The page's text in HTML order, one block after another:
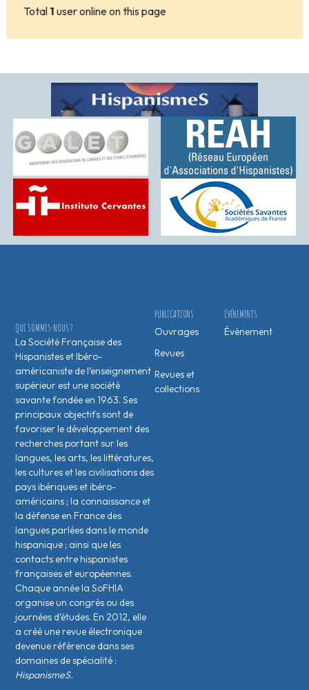
Total 1 user online on this page
ÉVÉNEMENTS
Évènement
PUBLICATIONS
Ouvrages
Revues
Revues et
collections
QUI SOMMES-NOUS ?
La Société Française des
Hispanistes et Ibéro-
américaniste de l’enseignement
supérieur est une société
savante fondée en 1963. Ses
principaux objectifs sont de
favoriser le développement des
recherches portant sur les
langues, les arts, les littératures,
les cultures et les civilisations des
pays ibériques et ibéro-
américains ; la connaissance et
la défense en France des
langues parlées dans le monde
hispanique ; ainsi que les
contacts entre hispanistes
français·es et européen·nes.
Chaque année la SoFHIA
organise un congrès ou des
journées d’études. En 2012, elle
a créé une revue électronique
devenue référence dans ses
domaines de spécialité :
HispanismeS.